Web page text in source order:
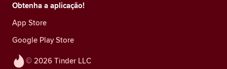
© 2026 Tinder LLC
Obtenha a aplicação!
App Store
Google Play Store